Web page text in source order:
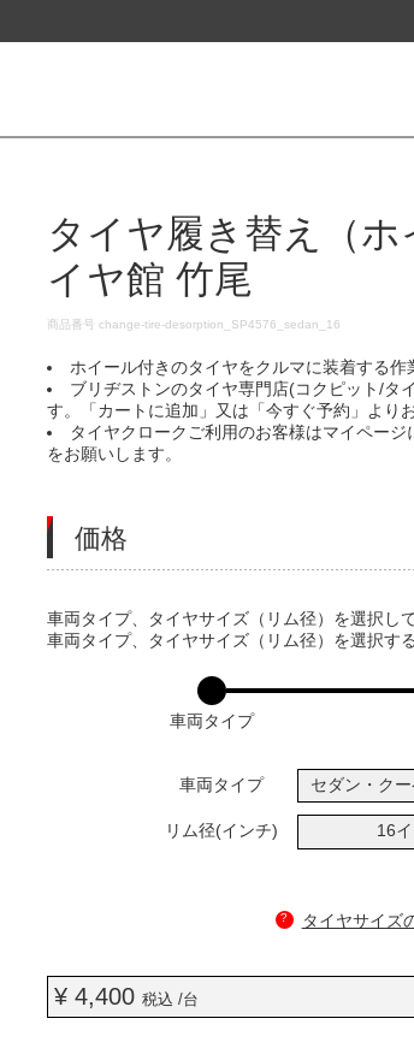
タイヤ履き替え（ホ
イヤ館 竹尾
DETAILS
商品番号change-tire-desorption_SP4576_sedan_16
ホイール付きのタイヤをクルマに装着する作
ブリヂストンのタイヤ専門店(コクピット/タ
す。「カートに追加」又は「今すぐ予約」より
タイヤクロークご利用のお客様はマイペー
をお願いします。
価格
VARIATIONS
車両タイプ、タイヤサイズ（リム径）を選択し
車両タイプ、タイヤサイズ（リム径）を選択す
車両タイプ
車両タイプ セダン・ク
リム径(インチ) 16
? タイヤサイズ
¥ 4,400税込 /台